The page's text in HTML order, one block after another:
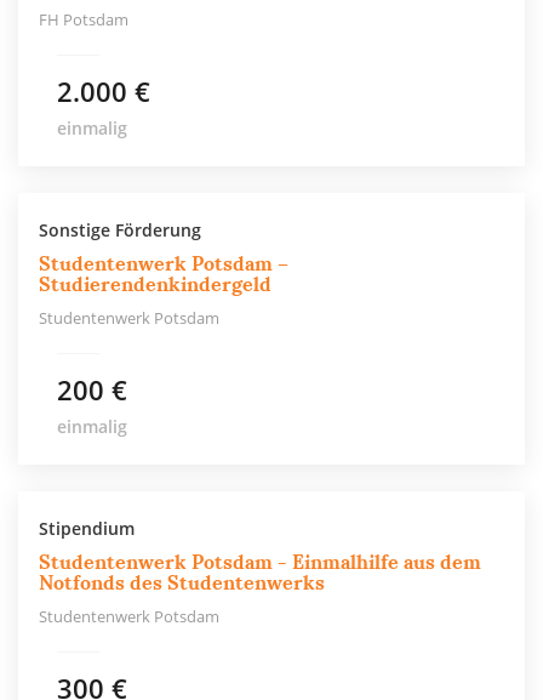
FH Potsdam
2.000 €
einmalig
Sonstige Förderung
Studentenwerk Potsdam –
Studierendenkindergeld
Studentenwerk Potsdam
200 €
einmalig
Stipendium
Studentenwerk Potsdam - Einmalhilfe aus dem
Notfonds des Studentenwerks
Studentenwerk Potsdam
300 €